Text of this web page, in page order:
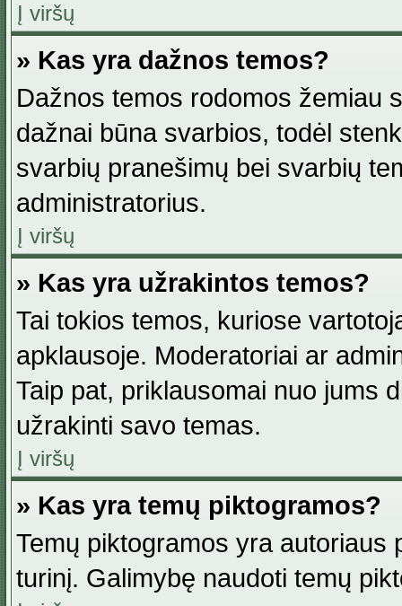
Į viršų
» Kas yra dažnos temos?
Dažnos temos rodomos žemiau
dažnai būna svarbios, todėl
svarbių pranešimų bei svarbių
administratorius.
Į viršų
» Kas yra užrakintos temos?
Tai tokios temos, kuriose
apklausoje. Moderatoriai ar
Taip pat, priklausomai nuo jums
užrakinti savo temas.
Į viršų
» Kas yra temų piktogramos?
Temų piktogramos yra autoriaus
turinį. Galimybę naudoti temų